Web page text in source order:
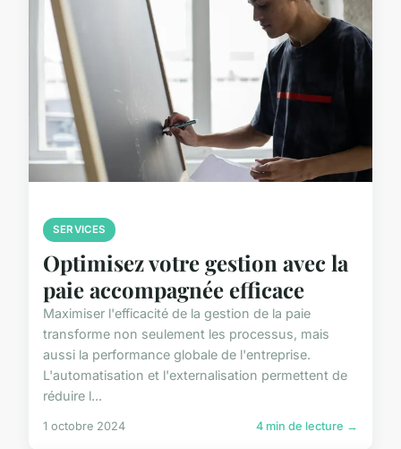
SERVICES
Optimisez votre gestion avec la
paie accompagnée efficace
Maximiser l'efficacité de la gestion de la paie
transforme non seulement les processus, mais
aussi la performance globale de l'entreprise.
L'automatisation et l'externalisation permettent de
réduire l...
1 octobre 2024 4 min de lecture →